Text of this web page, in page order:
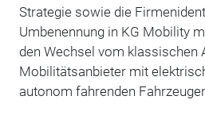
Strategie sowie die
Umbenennung in KG Mobility
den Wechsel vom klassischen
Mobilitätsanbieter mit
autonom fahrenden